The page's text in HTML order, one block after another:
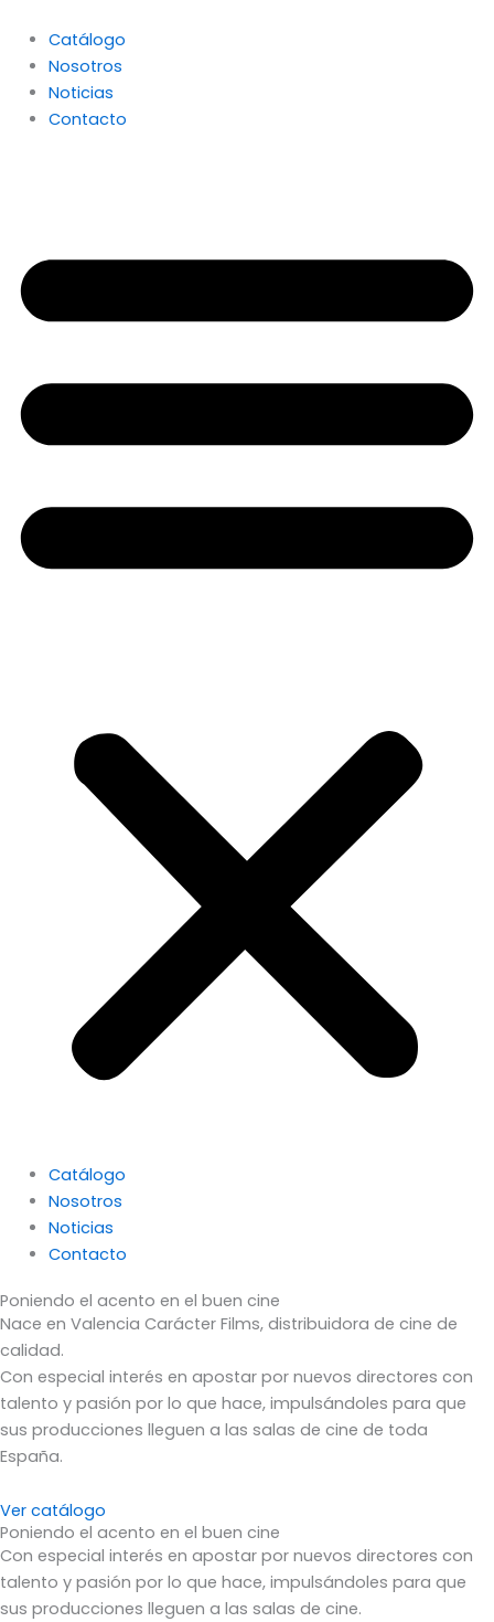
contenido
Catálogo
Nosotros
Noticias
Contacto
Catálogo
Nosotros
Noticias
Contacto
Poniendo el acento en el buen cine
Nace en Valencia Carácter Films, distribuidora de cine de
calidad.
Con especial interés en apostar por nuevos directores con
talento y pasión por lo que hace, impulsándoles para que
sus producciones lleguen a las salas de cine de toda
España.
Ver catálogo
Poniendo el acento en el buen cine
Con especial interés en apostar por nuevos directores con
talento y pasión por lo que hace, impulsándoles para que
sus producciones lleguen a las salas de cine.